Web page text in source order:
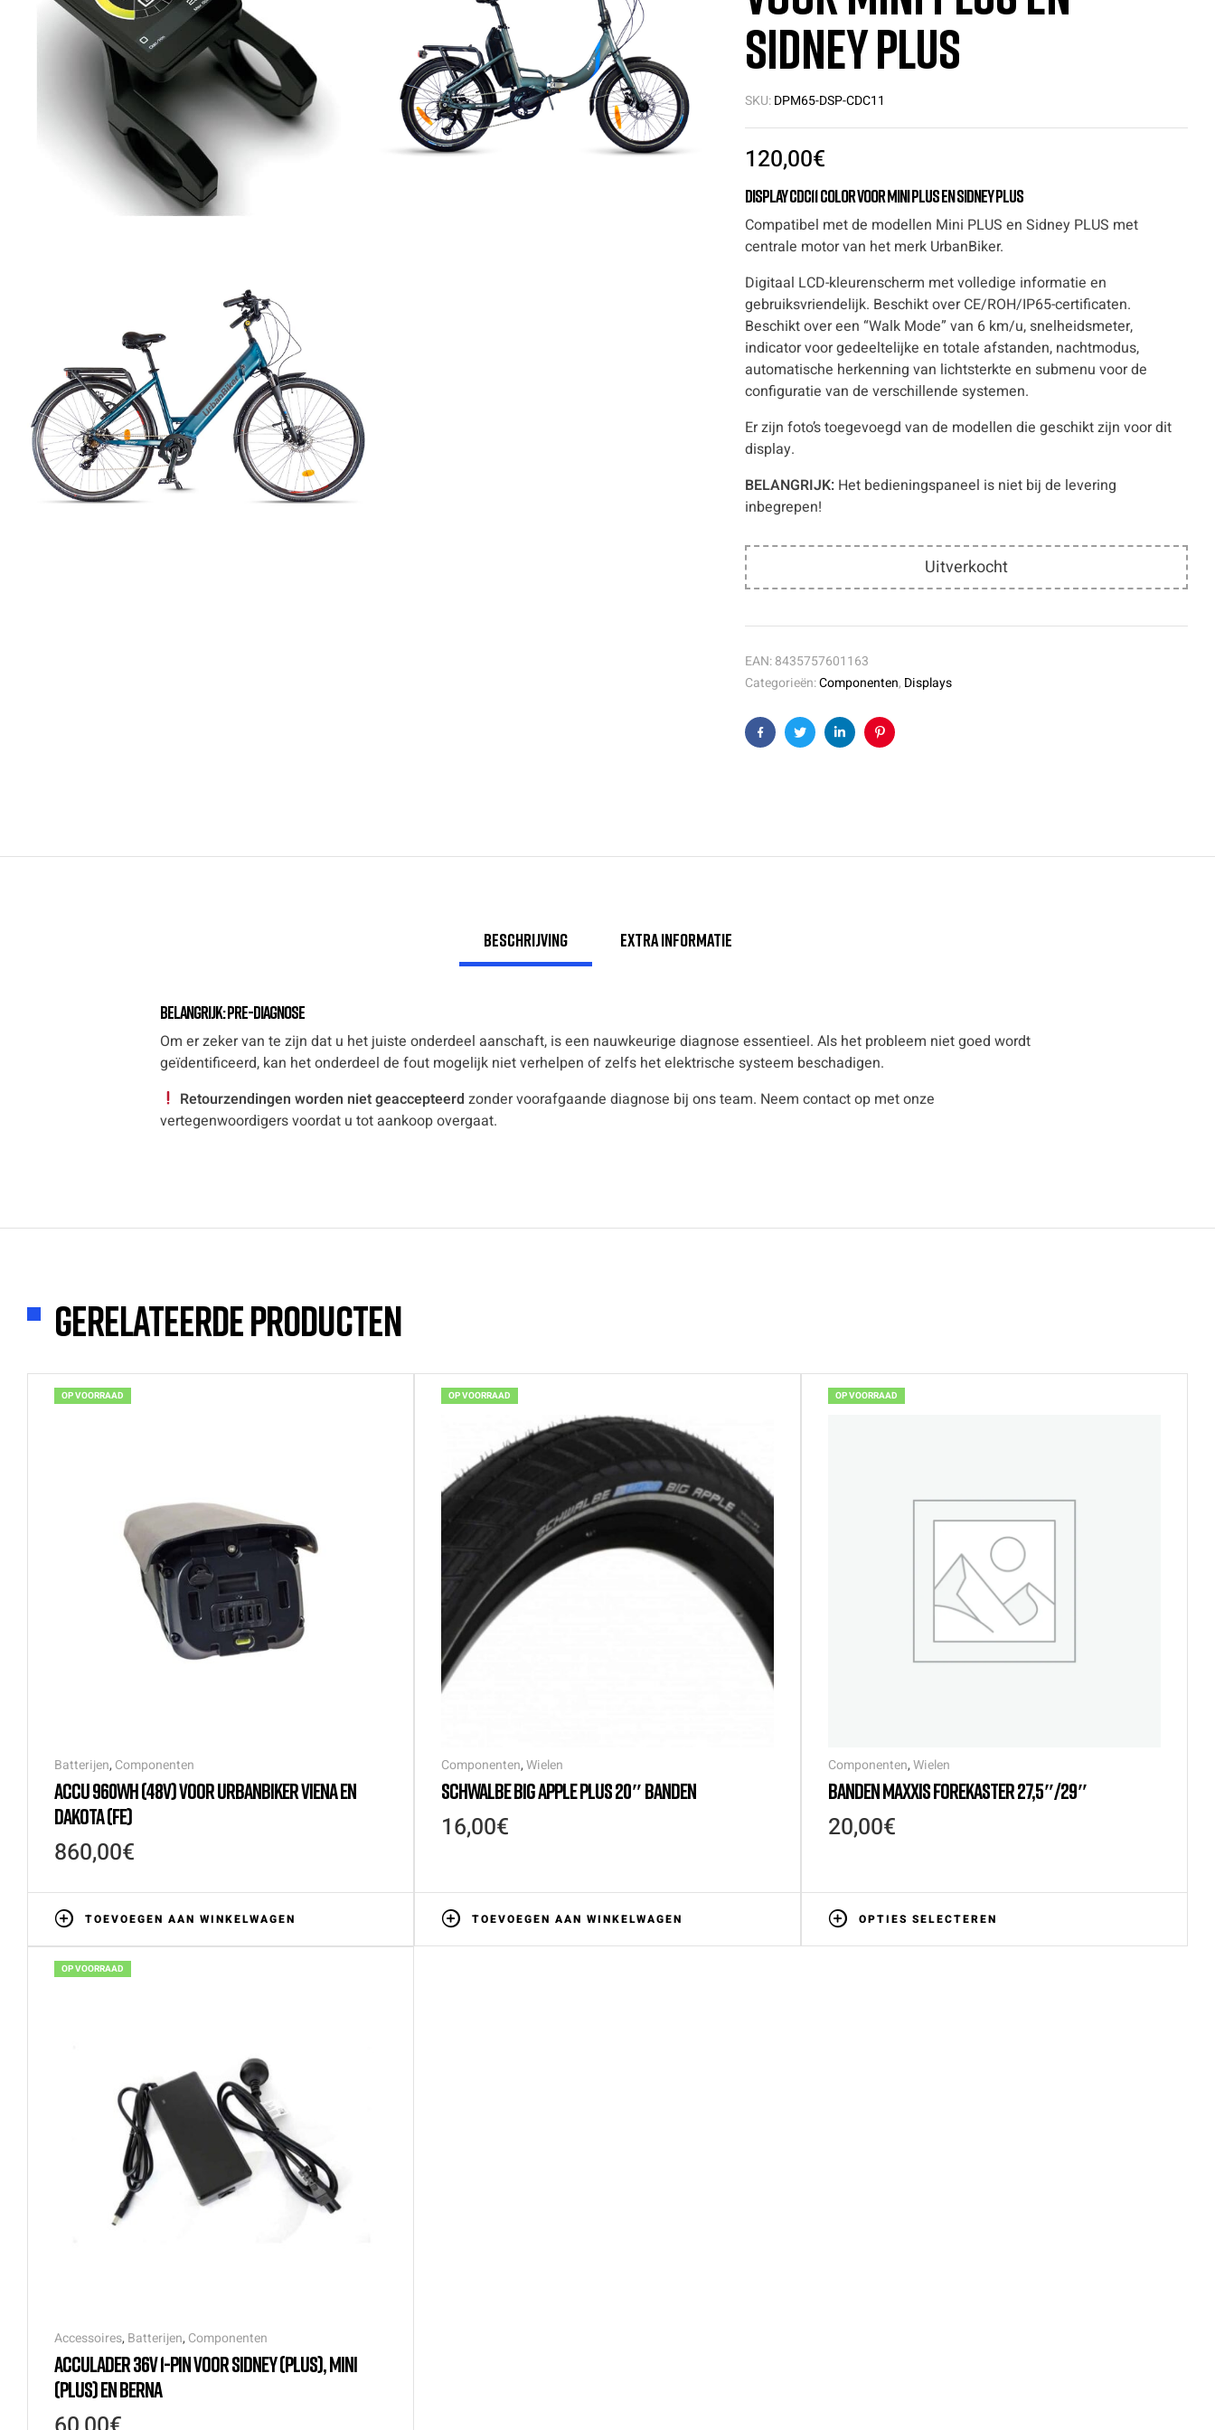
Sidney PLUS
SKU:DPM65-DSP-CDC11
120,00€
Display CDC11 Color voor Mini PLUS en Sidney PLUS
Compatibel met de modellen Mini PLUS en Sidney PLUS met
centrale motor van het merk UrbanBiker.
Digitaal LCD-kleurenscherm met volledige informatie en
gebruiksvriendelijk. Beschikt over CE/ROH/IP65-certificaten.
Beschikt over een “Walk Mode” van 6 km/u, snelheidsmeter,
indicator voor gedeeltelijke en totale afstanden, nachtmodus,
automatische herkenning van lichtsterkte en submenu voor de
configuratie van de verschillende systemen.
Er zijn foto’s toegevoegd van de modellen die geschikt zijn voor dit
display.
BELANGRIJK: Het bedieningspaneel is niet bij de levering
inbegrepen!
Uitverkocht
EAN:8435757601163
Categorieën:Componenten, Displays
FacebookTwitterLinkedinPinterest
Beschrijving Extra informatie
Belangrijk: Pre-diagnose
Om er zeker van te zijn dat u het juiste onderdeel aanschaft, is een nauwkeurige diagnose essentieel. Als het probleem niet goed wordt
geïdentificeerd, kan het onderdeel de fout mogelijk niet verhelpen of zelfs het elektrische systeem beschadigen.
Retourzendingen worden niet geaccepteerdzonder voorafgaande diagnose bij ons team. Neem contact op met onze
vertegenwoordigers voordat u tot aankoop overgaat.
Gerelateerde producten
OP VOORRAAD
Batterijen, Componenten
ACCU 960WH (48V) VOOR URBANBIKER VIENA EN
DAKOTA (FE)
860,00€
TOEVOEGEN AAN WINKELWAGEN
OP VOORRAAD
Componenten,Wielen
SCHWALBE BIG APPLE PLUS 20″ BANDEN
16,00€
TOEVOEGEN AAN WINKELWAGEN
OP VOORRAAD
Componenten,Wielen
BANDEN MAXXIS FOREKASTER 27,5″/29″
20,00€
OPTIES SELECTEREN
OP VOORRAAD
Accessoires, Batterijen, Componenten
ACCULADER 36V 1-PIN VOOR SIDNEY (PLUS), MINI
(PLUS) EN BERNA